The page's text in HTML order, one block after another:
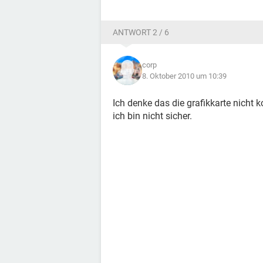
Tastatur HID-Tastatur
Maus HID-konforme Maus
Netzwerk:
Netzwerkkarte Intel(R) PRO/1000
ANTWORT 2 / 6
corp
8. Oktober 2010 um 10:39
Ich denke das die grafikkarte nicht
ich bin nicht sicher.